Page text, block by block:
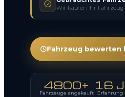
Wir kaufen Ihr Fahrzeug
Fahrzeug bewerten
4800+
Fahrzeuge angekauft
16
Erfahrung